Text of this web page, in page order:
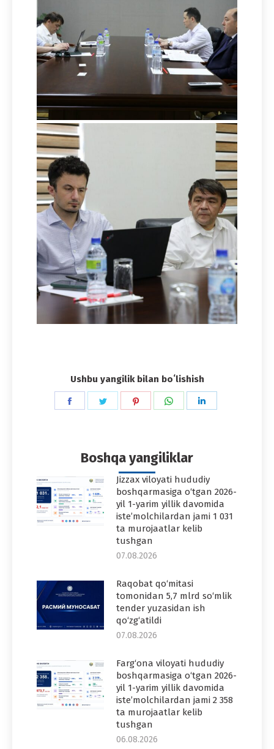
Ushbu yangilik bilan boʻlishish
Share
Share
Share
Share
Boshqa yangiliklar
Jizzax viloyati hududiy
boshqarmasiga o‘tgan 2026-
yil 1-yarim yillik davomida
iste’molchilardan jami 1 031
ta murojaatlar kelib
tushgan
07.08.2026
Raqobat qo‘mitasi
tomonidan 5,7 mlrd so‘mlik
tender yuzasidan ish
qo‘zg‘atildi
07.08.2026
Farg‘ona viloyati hududiy
boshqarmasiga o‘tgan 2026-
yil 1-yarim yillik davomida
iste’molchilardan jami 2 358
ta murojaatlar kelib
tushgan
06.08.2026